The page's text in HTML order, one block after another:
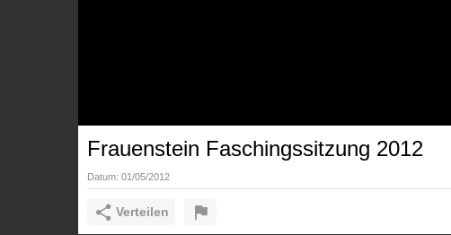
Frauenstein Faschingssitzung 2012
Datum: 01/05/2012
Verteilen